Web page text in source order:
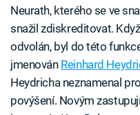
Neurath, kterého se ve
snažil zdiskreditovat.
odvolán, byl do této
jmenován Reinhard
Heydricha neznamenal
povýšení. Novým